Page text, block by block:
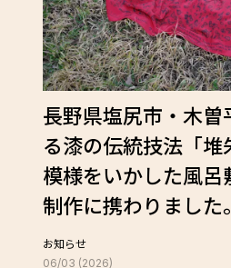
長野県塩尻市・木曽
る漆の伝統技法「堆
模様をいかした風呂
制作に携わりました。
お知らせ
06/03 (2026)